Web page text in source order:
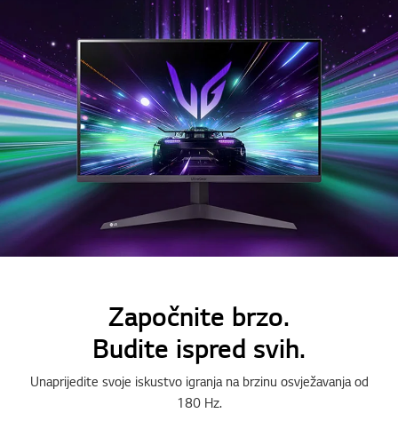
Započnite brzo.
Budite ispred svih.
Unaprijedite svoje iskustvo igranja na brzinu osvježavanja od
180 Hz.